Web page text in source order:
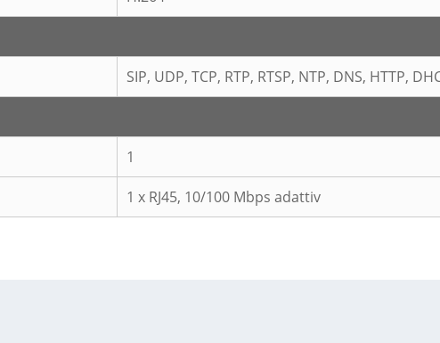
SIP, UDP, TCP, RTP, RTSP, NTP, DNS, HTTP,
1
1 x RJ45, 10/100 Mbps adattiv